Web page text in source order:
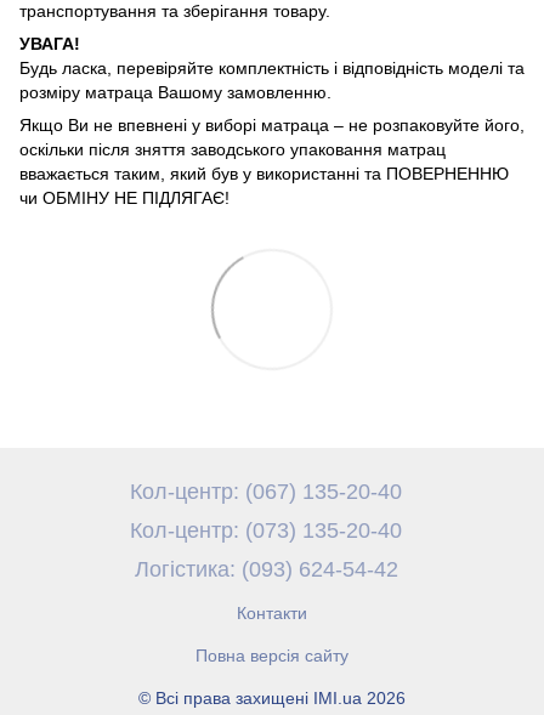
транспортування та зберігання товару.
УВАГА!
Будь ласка, перевіряйте комплектність і відповідність моделі та
розміру матраца Вашому замовленню.
Якщо Ви не впевнені у виборі матраца – не розпаковуйте його,
оскільки після зняття заводського упаковання матрац
вважається таким, який був у використанні та ПОВЕРНЕННЮ
чи ОБМІНУ НЕ ПІДЛЯГАЄ!
Кол-центр: (067) 135-20-40
Кол-центр: (073) 135-20-40
Логістика: (093) 624-54-42
Контакти
Повна версія сайту
© Всі права захищені IMI.ua 2026